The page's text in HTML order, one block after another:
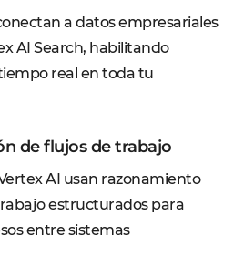
a datos empresariales
AI Search, habilitando
real en toda tu
de flujos de trabajo
AI usan razonamiento
estructurados para
entre sistemas